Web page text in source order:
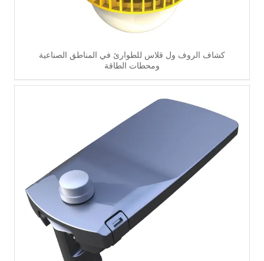
كشاف الروف ول قلاس للطوارئ في المناطق الصناعية
ومحطات الطاقة
اقرأ أكثر